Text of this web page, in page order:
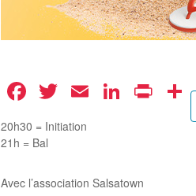
Facebook
Twitter
Email
20h30 = Initiation
21h = Bal
Avec l’association Salsatown